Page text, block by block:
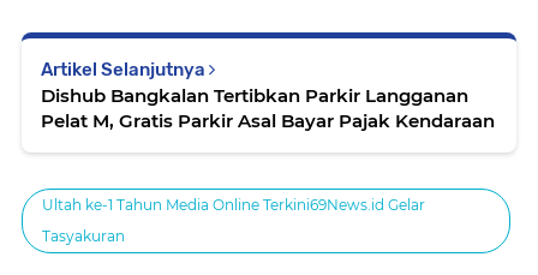
Artikel Selanjutnya
Dishub Bangkalan Tertibkan Parkir Langganan
Pelat M, Gratis Parkir Asal Bayar Pajak Kendaraan
Ultah ke-1 Tahun Media Online Terkini69News.id Gelar
Tasyakuran